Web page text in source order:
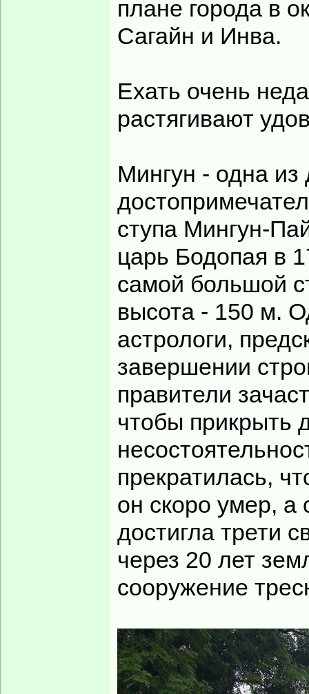
плане города в
Сагайн и Инва.
Ехать очень
растягивают
Мингун - одна
ступа Мингун-
царь Бодопая в
самой большой
высота - 150 м.
астрологи,
завершении
правители
чтобы прикрыть
прекратилась,
он скоро умер, а
достигла трети
через 20 лет
сооружение